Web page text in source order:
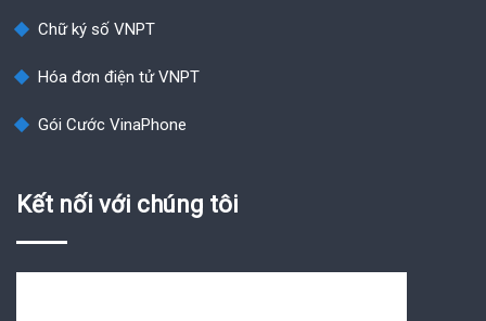
Chữ ký số VNPT
Hóa đơn điện tử VNPT
Gói Cước VinaPhone
Kết nối với chúng tôi